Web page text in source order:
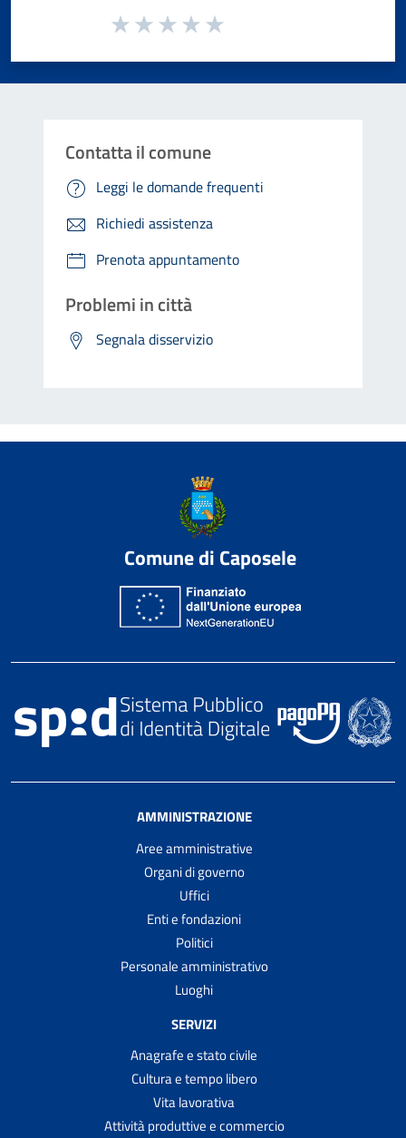
Valuta da 1 a 5 stelle la pagina
Contatta il comune
Leggi le domande frequenti
Richiedi assistenza
Prenota appuntamento
Problemi in città
Segnala disservizio
Comune di Caposele
AMMINISTRAZIONE
Aree amministrative
Organi di governo
Uffici
Enti e fondazioni
Politici
Personale amministrativo
Luoghi
SERVIZI
Anagrafe e stato civile
Cultura e tempo libero
Vita lavorativa
Attività produttive e commercio